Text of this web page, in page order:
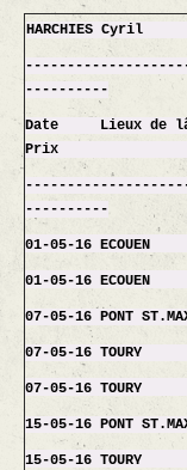
HARCHIES
----------
Date Lieux de
----------
01-05-
01-05-16
07-05-16
07-05-
07-05-
15-05-16
15-05-